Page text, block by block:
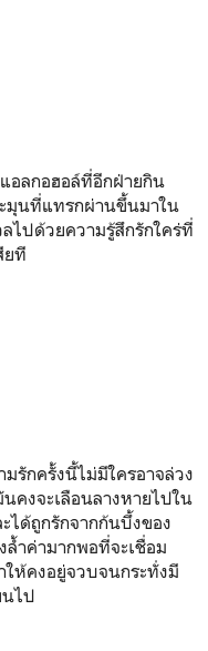
อลกอฮอล์ที่อีกฝ่ายกิน
มุนที่แทรกผ่านขึ้นมาใน
ไปด้วยความรู้สึกรักใคร่ที่
ยที
มรักครั้งนี้ไม่มีใครอาจล่วง
คงจะเลือนลางหายไปใน
ได้ถูกรักจากก้นบึ้งของ
ำค่ามากพอที่จะเชื่อม
ให้คงอยู่จวบจนกระทั่งมี
ไป